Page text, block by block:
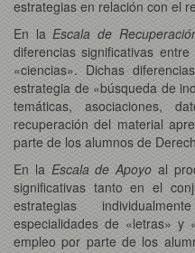
estrategias en relación con el
En la Escala de
diferencias significativas
«ciencias». Dichas
estrategia de «búsqueda de
temáticas, asociaciones,
recuperación del material
parte de los alumnos de
En la Escala de Apoyo al
significativas tanto en el
estrategias
especialidades de «letras» y
empleo por parte de los